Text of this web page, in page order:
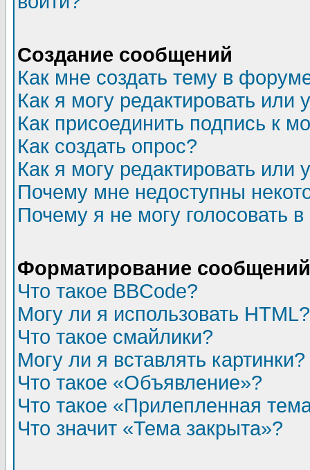
Создание сообщений
Как мне создать тему в
Как я могу редактировать или
Как присоединить подпись к
Как создать опрос?
Как я могу редактировать или
Почему мне недоступны
Почему я не могу голосовать
Форматирование
Что такое BBCode?
Могу ли я использовать HTML?
Что такое смайлики?
Могу ли я вставлять картинки?
Что такое «Объявление»?
Что такое «Прилепленная
Что значит «Тема закрыта»?